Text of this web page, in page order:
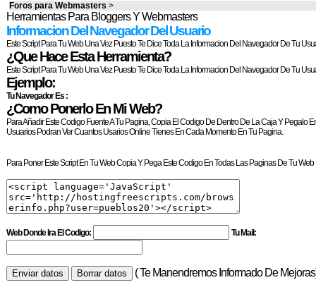
Foros para Webmasters >
Herramientas Para Bloggers Y Webmasters
Informacion Del Navegador Del Usuario
Este Script Para Tu Web Una Vez Puesto Te Dice Toda La Informacion Del Navegador De Tu
¿Que Hace Esta Herramienta?
Este Script Para Tu Web Una Vez Puesto Te Dice Toda La Informacion Del Navegador De Tu
Ejemplo:
Tu Navegador Es :
¿Como Ponerlo En Mi Web?
Para Añadir Este Codigo Fuente A Tu Pagina, Copia El Codigo De Dentro De La Caja Y Pegalo
Usuarios Podran Ver Cuantos Usarios Online Tienes En Cada Momento En Tu Pagina.
Para Poner Este Script En Tu Web Copia Y Pega Este Codigo En Todas Las Paginas De Tu
Web Donde Ira El Codigo: Tu Mail:
( Te Manendremos Informado De